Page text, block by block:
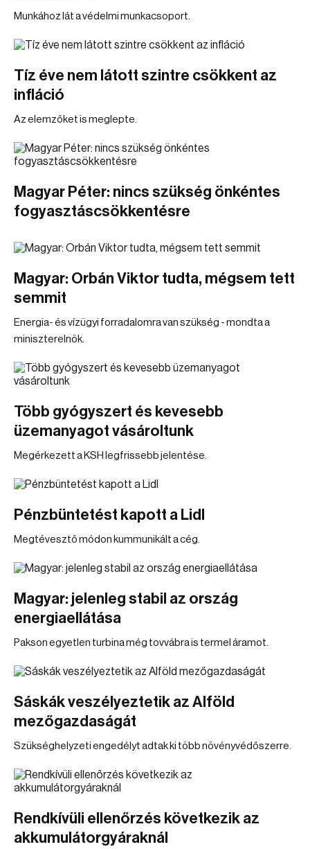
Munkához lát a védelmi munkacsoport.
Tíz éve nem látott szintre csökkent az
infláció
Az elemzőket is meglepte.
Magyar Péter: nincs szükség önkéntes
fogyasztáscsökkentésre
Magyar: Orbán Viktor tudta, mégsem tett
semmit
Energia- és vízügyi forradalomra van szükség - mondta a
miniszterelnök.
Több gyógyszert és kevesebb
üzemanyagot vásároltunk
Megérkezett a KSH legfrissebb jelentése.
Pénzbüntetést kapott a Lidl
Megtévesztő módon kummunikált a cég.
Magyar: jelenleg stabil az ország
energiaellátása
Pakson egyetlen turbina még tovvábra is termel áramot.
Sáskák veszélyeztetik az Alföld
mezőgazdaságát
Szükséghelyzeti engedélyt adtak ki több növényvédőszerre.
Rendkívüli ellenőrzés következik az
akkumulátorgyáraknál